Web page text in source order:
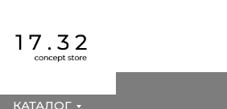
КАТАЛОГ